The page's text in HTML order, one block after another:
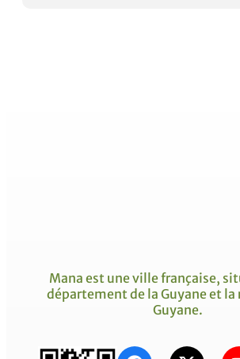
Mana est une ville française,
département de la Guyane et la
Guyane.